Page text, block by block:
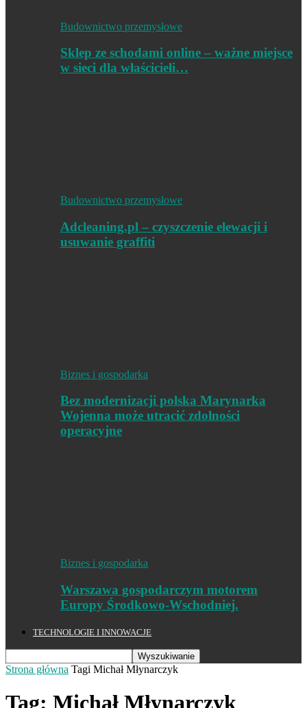
Budownictwo przemysłowe
Sklep ze schodami online – ważne miejsce
w sieci dla właścicieli…
Budownictwo przemysłowe
Adcleaning.pl – czyszczenie elewacji i
usuwanie graffiti
Biznes i gospodarka
Bez modernizacji polska Marynarka
Wojenna może utracić zdolności
operacyjne
Biznes i gospodarka
Warszawa gospodarczym motorem
Europy Środkowo-Wschodniej.
TECHNOLOGIE I INNOWACJE
Strona główna Tagi Michał Młynarczyk
Tag: Michał Młynarczyk